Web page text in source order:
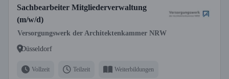
Sachbearbeiter Mitgliederverwaltung
(m/w/d)
Versorgungswerk der Architektenkammer NRW
Düsseldorf
Vollzeit Teilzeit Weiterbildungen